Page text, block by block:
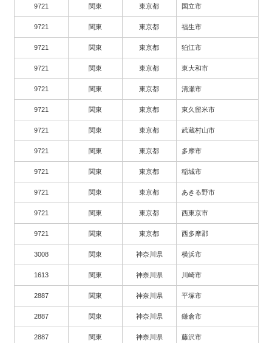
9721 関東 東京都 国立市
9721 関東 東京都 福生市
9721 関東 東京都 狛江市
9721 関東 東京都 東大和市
9721 関東 東京都 清瀬市
9721 関東 東京都 東久留米市
9721 関東 東京都 武蔵村山市
9721 関東 東京都 多摩市
9721 関東 東京都 稲城市
9721 関東 東京都 あきる野市
9721 関東 東京都 西東京市
9721 関東 東京都 西多摩郡
3008 関東 神奈川県 横浜市
1613 関東 神奈川県 川崎市
2887 関東 神奈川県 平塚市
2887 関東 神奈川県 鎌倉市
2887 関東 神奈川県 藤沢市